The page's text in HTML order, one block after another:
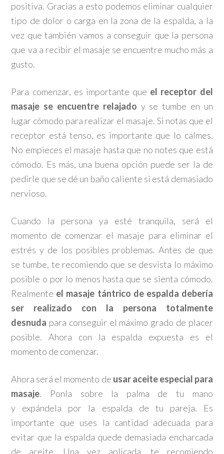
positiva. Gracias a esto podemos eliminar cualquier
tipo de dolor o carga en la zona de la espalda, a la
vez que también vamos a conseguir que la persona
que va a recibir el masaje se encuentre mucho más a
gusto.
Para comenzar, es importante que el receptor del
masaje se encuentre relajado y se tumbe en un
lugar cómodo para realizar el masaje. Si notas que el
receptor está tenso, es importante que lo calmes.
No empieces el masaje hasta que no notes que está
cómodo. Es más, una buena opción puede ser la de
pedirle que se dé un baño caliente si está demasiado
nervioso.
Cuando la persona ya esté tranquila, será el
momento de comenzar el masaje para eliminar el
estrés y de los posibles problemas. Antes de que
se tumbe, te recomiendo que se desvista lo máximo
posible o por lo menos hasta que se sienta cómodo.
Realmente el masaje tántrico de espalda debería
ser realizado con la persona totalmente
desnuda para conseguir el máximo grado de placer
posible. Ahora con la espalda expuesta es el
momento de comenzar.
Ahora será el momento de usar aceite especial para
masaje. Ponla sobre la palma de tu mano
y expándela por la espalda de tu pareja. Es
importante que uses la cantidad adecuada para
evitar que la espalda quede demasiada encharcada
de aceite. Una vez aplicada, te recomiendo